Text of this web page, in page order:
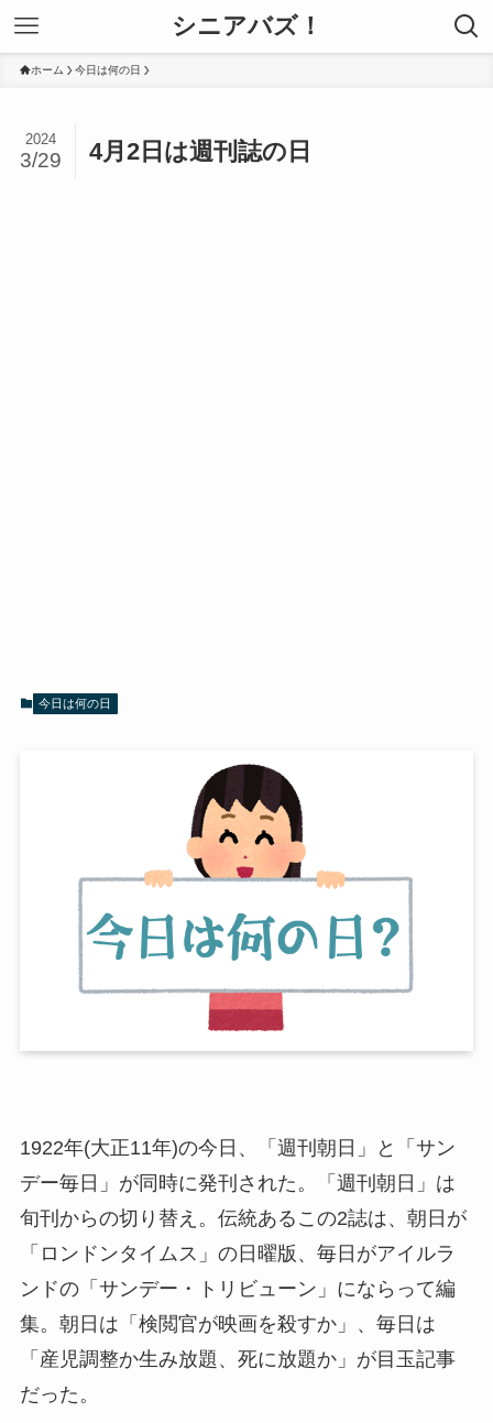
シニアバズ！
ホーム 今日は何の日
4月2日は週刊誌の日
2024
3/29
今日は何の日
1922年(大正11年)の今日、「週刊朝日」と「サン
デー毎日」が同時に発刊された。「週刊朝日」は
旬刊からの切り替え。伝統あるこの2誌は、朝日が
「ロンドンタイムス」の日曜版、毎日がアイルラ
ンドの「サンデー・トリビューン」にならって編
集。朝日は「検閲官が映画を殺すか」、毎日は
「産児調整か生み放題、死に放題か」が目玉記事
だった。